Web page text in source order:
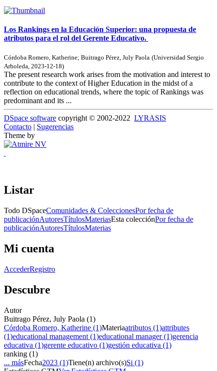
Los Rankings en la Educación Superior: una propuesta de
atributos para el rol del Gerente Educativo.
Córdoba Romero, Katherine; Buitrago Pérez, July Paola (Universidad Sergio
Arboleda, 2023-12-18)
The present research work arises from the motivation and interest to
contribute to the context of Higher Education in the midst of a
reflection on educational trends, where the topic of Rankings was
predominant and its ...
DSpace software copyright © 2002-2022 LYRASIS
Contacto | Sugerencias
Theme by
Listar
Todo DSpaceComunidades & ColeccionesPor fecha de
publicaciónAutoresTítulosMateriasEsta colecciónPor fecha de
publicaciónAutoresTítulosMaterias
Mi cuenta
AccederRegistro
Descubre
Autor
Buitrago Pérez, July Paola (1)
Córdoba Romero, Katherine (1)Materiaatributos (1)attributes
(1)educational management (1)educational manager (1)gerencia
educativa (1)gerente educativo (1)gestión educativa (1)
ranking (1)
... másFecha2023 (1)Tiene(n) archivo(s)Si (1)